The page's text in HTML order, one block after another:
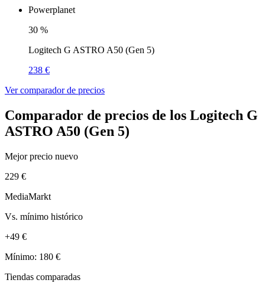
Powerplanet
30 %
Logitech G ASTRO A50 (Gen 5)
238 €
Ver comparador de precios
Comparador de precios de los Logitech G
ASTRO A50 (Gen 5)
Mejor precio nuevo
229 €
MediaMarkt
Vs. mínimo histórico
+49 €
Mínimo: 180 €
Tiendas comparadas